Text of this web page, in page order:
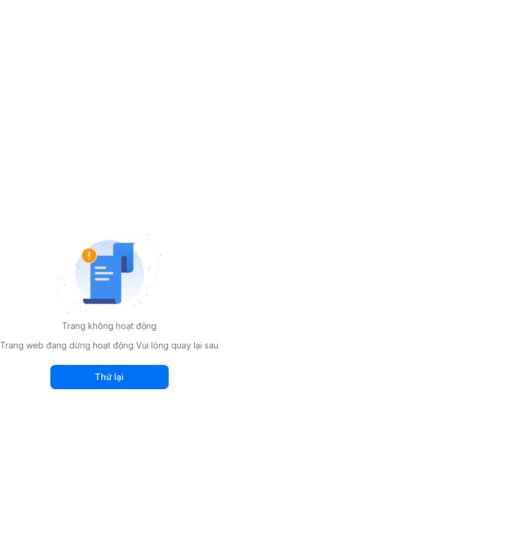
Trang không hoạt động
Trang web đang dừng hoạt động Vui lòng quay lại sau
Thử lại